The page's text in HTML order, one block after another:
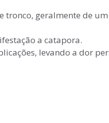
tronco, geralmente de
a catapora.
levando a dor